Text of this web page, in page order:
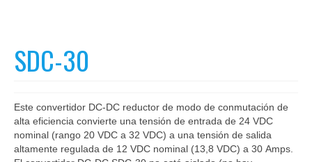
SDC-30
Este convertidor DC-DC reductor de modo de conmutación de
alta eficiencia convierte una tensión de entrada de 24 VDC
nominal (rango 20 VDC a 32 VDC) a una tensión de salida
altamente regulada de 12 VDC nominal (13,8 VDC) a 30 Amps.